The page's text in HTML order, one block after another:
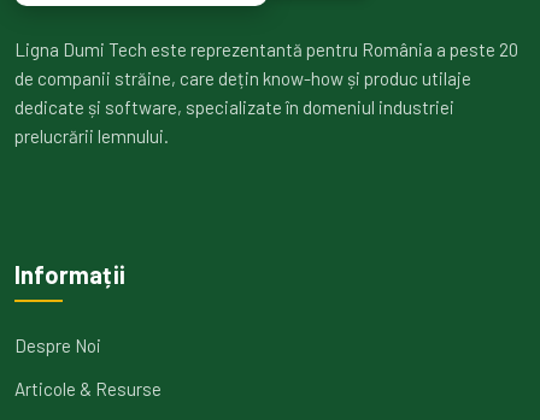
Ligna Dumi Tech este reprezentantă pentru România a peste 20
de companii străine, care dețin know-how și produc utilaje
dedicate și software, specializate în domeniul industriei
prelucrării lemnului.
Informații
Despre Noi
Articole & Resurse